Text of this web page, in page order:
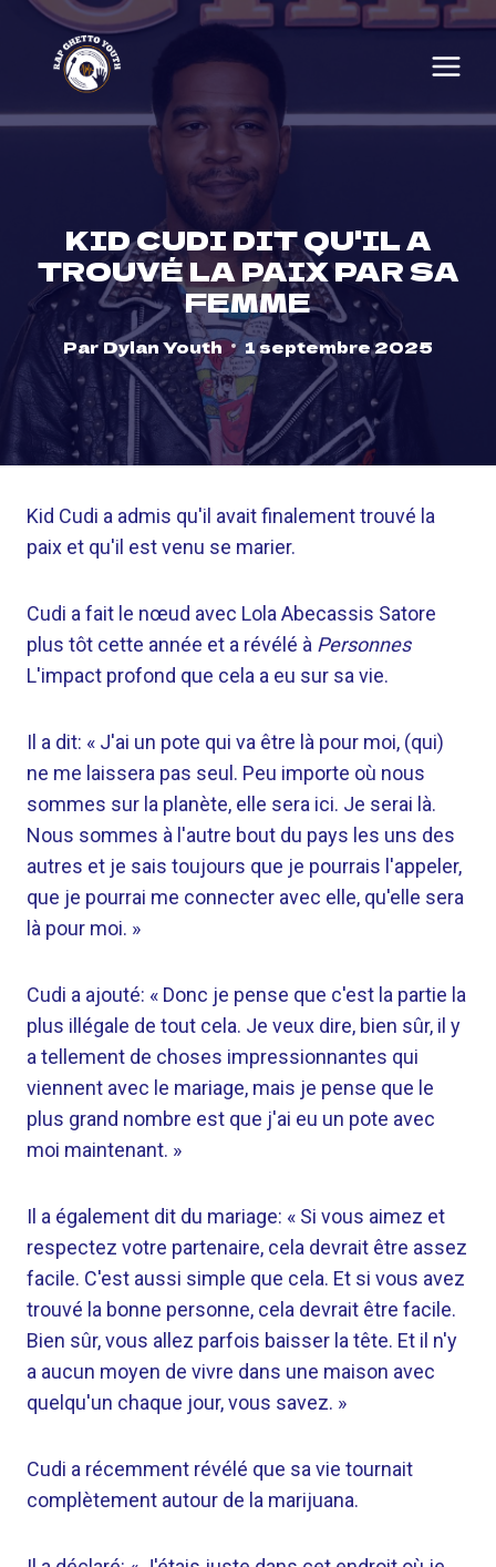
Skip
content
KID CUDI DIT QU'IL A
TROUVÉ LA PAIX PAR SA
FEMME
ParDylan Youth 1 septembre 2025
Kid Cudi a admis qu'il avait finalement trouvé la
paix et qu'il est venu se marier.
Cudi a fait le nœud avec Lola Abecassis Satore
plus tôt cette année et a révélé à Personnes
L'impact profond que cela a eu sur sa vie.
Il a dit: « J'ai un pote qui va être là pour moi, (qui)
ne me laissera pas seul. Peu importe où nous
sommes sur la planète, elle sera ici. Je serai là.
Nous sommes à l'autre bout du pays les uns des
autres et je sais toujours que je pourrais l'appeler,
que je pourrai me connecter avec elle, qu'elle sera
là pour moi. »
Cudi a ajouté: « Donc je pense que c'est la partie la
plus illégale de tout cela. Je veux dire, bien sûr, il y
a tellement de choses impressionnantes qui
viennent avec le mariage, mais je pense que le
plus grand nombre est que j'ai eu un pote avec
moi maintenant. »
Il a également dit du mariage: « Si vous aimez et
respectez votre partenaire, cela devrait être assez
facile. C'est aussi simple que cela. Et si vous avez
trouvé la bonne personne, cela devrait être facile.
Bien sûr, vous allez parfois baisser la tête. Et il n'y
a aucun moyen de vivre dans une maison avec
quelqu'un chaque jour, vous savez. »
Cudi a récemment révélé que sa vie tournait
complètement autour de la marijuana.